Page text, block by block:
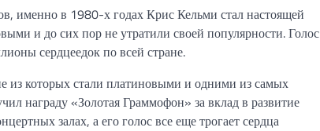
именно в 1980-х годах Крис Кельми стал настоящей
и до сих пор не утратили своей популярности. Голос
сердцеедок по всей стране.
из которых стали платиновыми и одними из самых
награду «Золотая Граммофон» за вклад в развитие
залах, а его голос все еще трогает сердца